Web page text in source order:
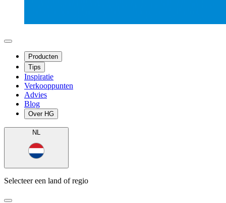
Producten
Tips
Inspiratie
Verkooppunten
Advies
Blog
Over HG
NL
Selecteer een land of regio